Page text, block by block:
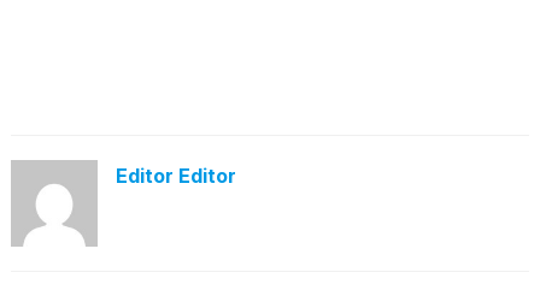
Editor Editor